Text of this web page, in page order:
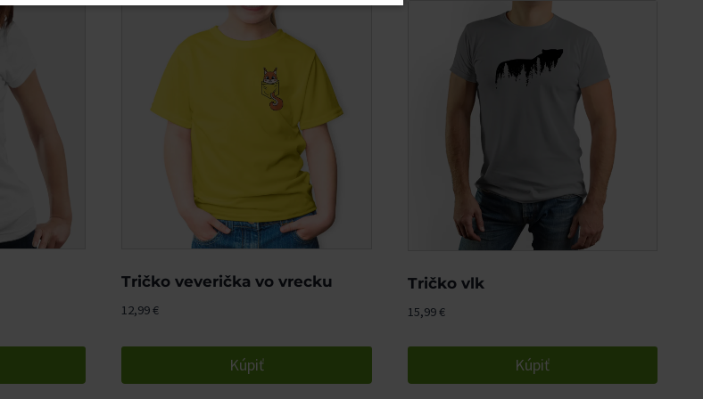
Tričko veverička vo vrecku
12,99€
Kúpiť
Tričko vlk
15,99€
Kúpiť